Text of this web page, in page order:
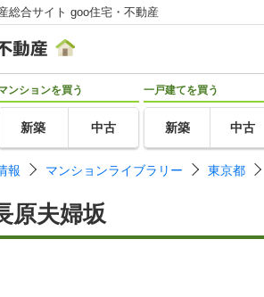
総合サイト goo住宅・不動産
ンションを買う
新築 中古
一戸建てを買う
新築 中古
報 マンションライブラリー 東京都
原夫婦坂